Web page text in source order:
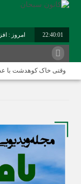
22:40:02 امروز :
وقتی خاک کوهدشت با
کوهدشت در آستانه
شورای پیشگیری از
سوداگران مرگ در تور
کوهدشت در آستانه